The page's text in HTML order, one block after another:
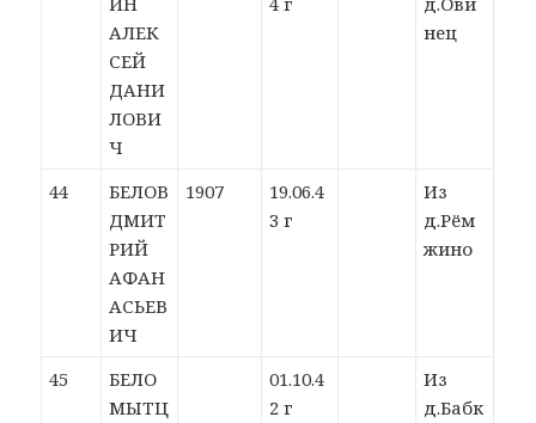
АЛЕК
СЕЙ
ДАНИ
ЛОВИ
Ч
нец
44
БЕЛОВ
ДМИТ
РИЙ
АФАН
АСЬЕВ
ИЧ
1907
19.06.4
3 г
Из
д.Рём
жино
45
БЕЛО
МЫТЦ
01.10.4
2 г
Из
д.Бабк